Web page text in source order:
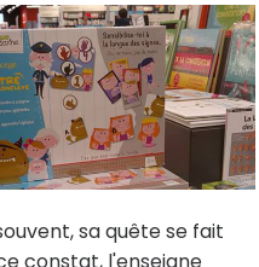
sa quête se fait